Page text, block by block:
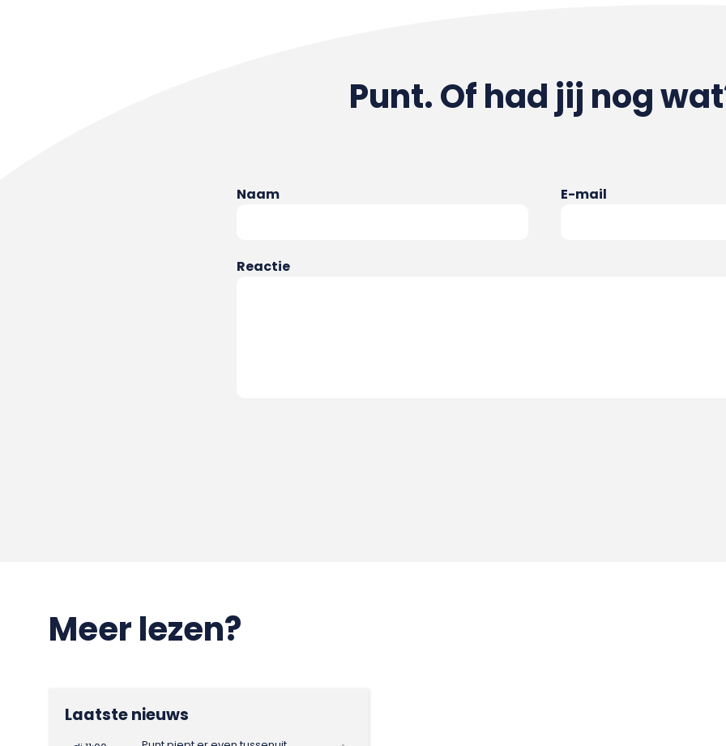
Punt. Of had jij nog
Naam E-mail
Reactie
Meer lezen?
Laatste nieuws